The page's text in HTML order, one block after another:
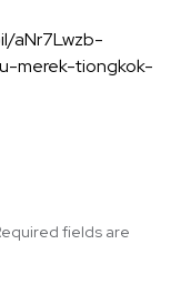
aNr7Lwzb-
merek-tiongkok-
fields are